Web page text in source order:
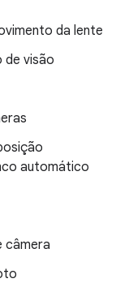
da lente
visão
automático
câmera